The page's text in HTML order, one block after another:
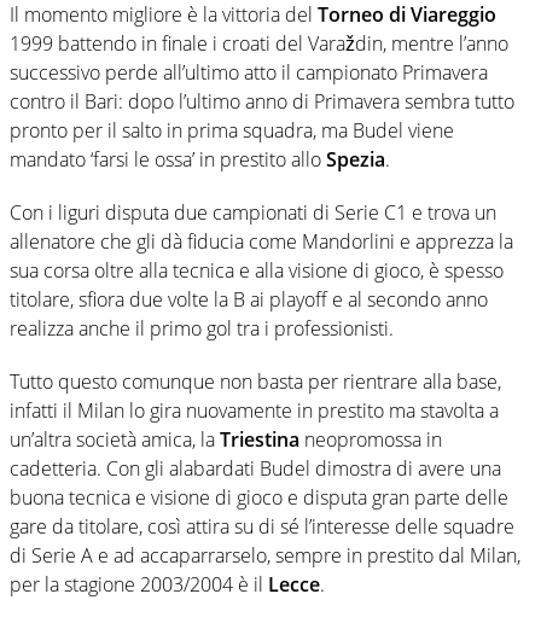
Il momento migliore è la vittoria del Torneo di Viareggio
1999 battendo in finale i croati del Varaždin, mentre l’anno
successivo perde all’ultimo atto il campionato Primavera
contro il Bari: dopo l’ultimo anno di Primavera sembra tutto
pronto per il salto in prima squadra, ma Budel viene
mandato ‘farsi le ossa’ in prestito alloSpezia.
Con i liguri disputa due campionati di Serie C1 e trova un
allenatore che gli dà fiducia come Mandorlini e apprezza la
sua corsa oltre alla tecnica e alla visione di gioco, è spesso
titolare, sfiora due volte la B ai playoff e al secondo anno
realizza anche il primo gol tra i professionisti.
Tutto questo comunque non basta per rientrare alla base,
infatti il Milan lo gira nuovamente in prestito ma stavolta a
un’altra società amica, laTriestina neopromossa in
cadetteria. Con gli alabardati Budel dimostra di avere una
buona tecnica e visione di gioco e disputa gran parte delle
gare da titolare, così attira su di sé l’interesse delle squadre
di Serie A e ad accaparrarselo, sempre in prestito dal Milan,
per la stagione 2003/2004 è il Lecce.